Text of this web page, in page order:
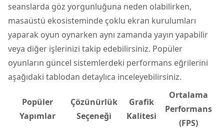
seanslarda göz yorgunluğuna neden olabilirken,
masaüstü ekosisteminde çoklu ekran kurulumları
yaparak oyun oynarken aynı zamanda yayın yapabilir
veya diğer işlerinizi takip edebilirsiniz. Popüler
oyunların güncel sistemlerdeki performans eğrilerini
aşağıdaki tablodan detaylıca inceleyebilirsiniz.
Popüler
Yapımlar
Çözünürlük
Seçeneği
Grafik
Kalitesi
Ortalama
Performans
(FPS)